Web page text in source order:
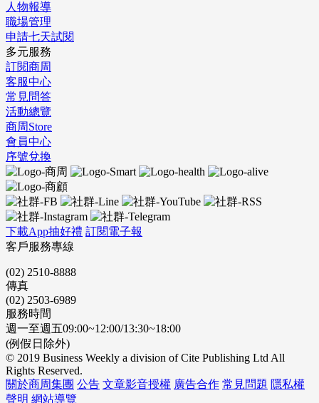
人物報導
職場管理
申請七天試閱
多元服務
訂閱商周
客服中心
常見問答
活動總覽
商周Store
會員中心
序號兌換
下載App抽好禮 訂閱電子報
客戶服務專線
(02) 2510-8888
傳真
(02) 2503-6989
服務時間
週一至週五09:00~12:00/13:30~18:00
(例假日除外)
© 2019 Business Weekly a division of Cite Publishing Ltd All
Rights Reserved.
關於商周集團 公告 文章影音授權 廣告合作 常見問題 隱私權
聲明 網站導覽